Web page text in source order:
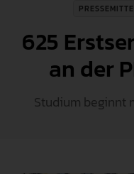
Hochschule
625
an der
Studium beginnt